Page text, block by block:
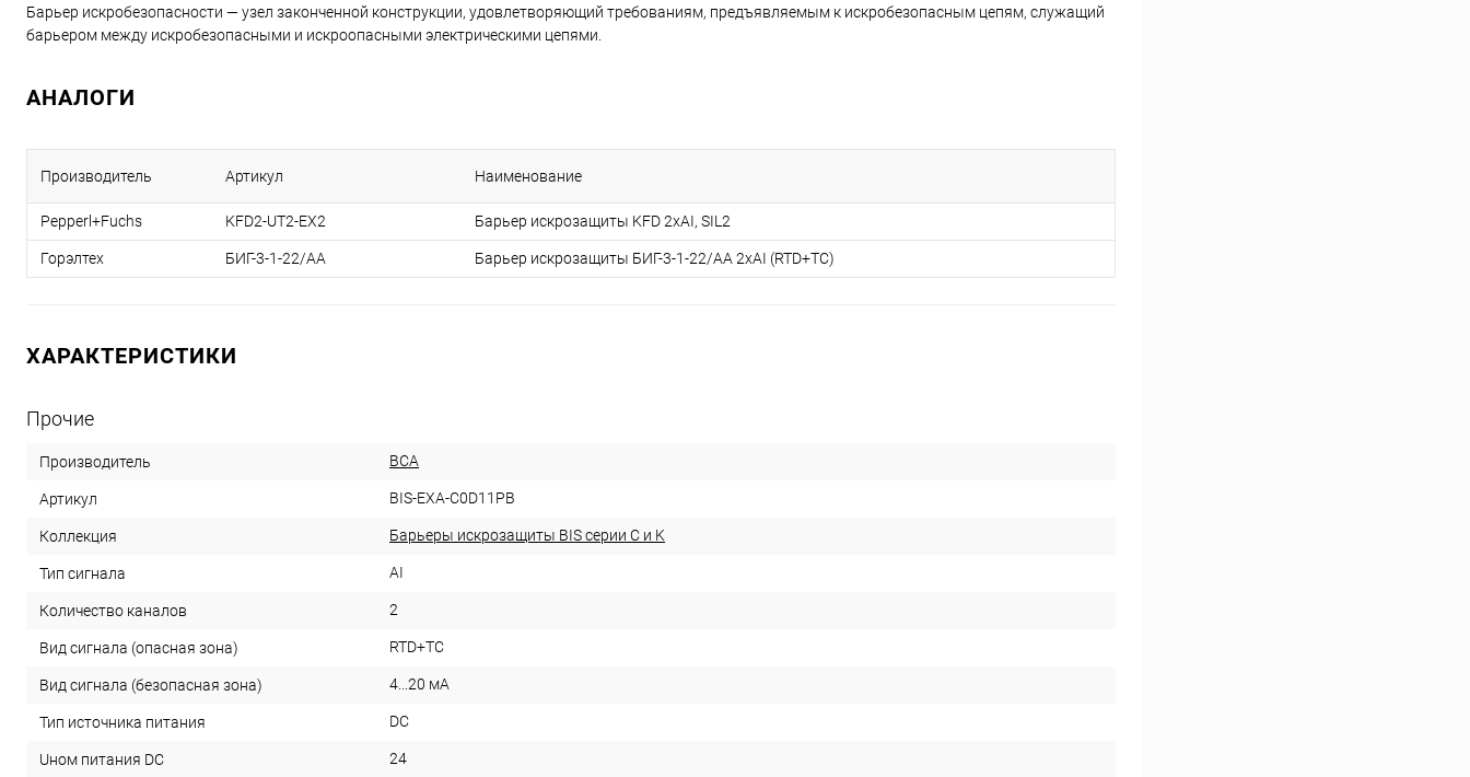
Барьер искробезопасности — узел законченной конструкции, удовлетворяющий требованиям, предъявляемым к искробезопасным цепям, служащий
барьером между искробезопасными и искроопасными электрическими цепями.
АНАЛОГИ
Производитель Артикул Наименование
Pepperl+Fuchs KFD2-UT2-EX2 Барьер искрозащиты KFD 2хAI, SIL2
Горэлтех БИГ-3-1-22/АА Барьер искрозащиты БИГ-3-1-22/АА 2хAI (RTD+TC)
ХАРАКТЕРИСТИКИ
Прочие
Производитель ВСА
Артикул BIS-EXA-C0D11PB
Коллекция Барьеры искрозащиты BIS серии С и K
Тип сигнала AI
Количество каналов 2
Вид сигнала (опасная зона) RTD+TC
Вид сигнала (безопасная зона) 4...20 мА
Тип источника питания DC
Uном питания DC 24